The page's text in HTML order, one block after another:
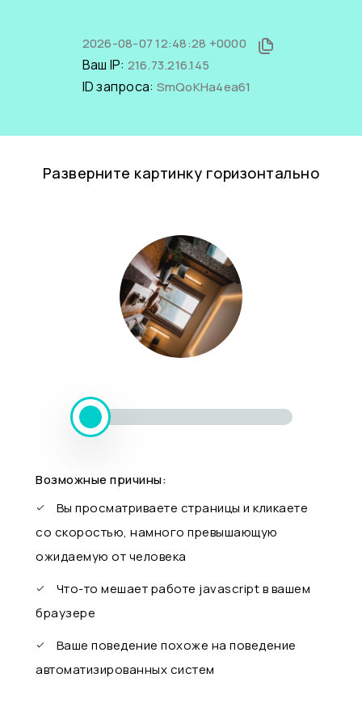
2026-08-07 12:48:28 +0000
Ваш IP: 216.73.216.145
ID запроса: SmQoKHa4ea61
Разверните картинку горизонтально
Возможные причины:
Вы просматриваете страницы и кликаете
со скоростью, намного превышающую
ожидаемую от человека
Что-то мешает работе javascript в вашем
браузере
Ваше поведение похоже на поведение
автоматизированных систем